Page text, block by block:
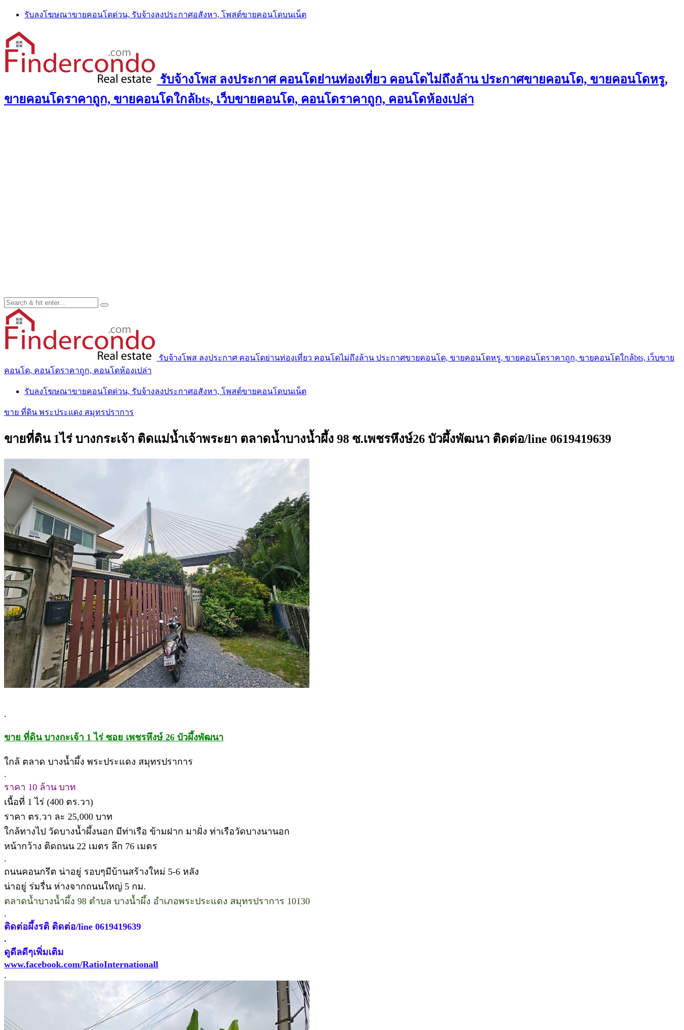
Skip
content
รับลงโฆษณาขายคอนโดด่วน, รับจ้างลงประกาศอสังหา, โพสต์ขายคอนโดบนเน็ต
รับจ้างโพส ลงประกาศ คอนโดย่านท่องเที่ยว คอนโดไม่ถึงล้าน ประกาศขายคอนโด, ขายคอนโดหรู,
ขายคอนโดราคาถูก, ขายคอนโดใกล้bts, เว็บขายคอนโด, คอนโดราคาถูก, คอนโดห้องเปล่า
รับจ้างโพส ลงประกาศ คอนโดย่านท่องเที่ยว คอนโดไม่ถึงล้าน ประกาศขายคอนโด, ขายคอนโดหรู, ขายคอนโดราคาถูก, ขายคอนโดใกล้bts, เว็บขาย
คอนโด, คอนโดราคาถูก, คอนโดห้องเปล่า
รับลงโฆษณาขายคอนโดด่วน, รับจ้างลงประกาศอสังหา, โพสต์ขายคอนโดบนเน็ต
ขาย ที่ดิน พระประแดง สมุทรปราการ
ขายที่ดิน 1ไร่ บางกระเจ้า ติดแม่น้ำเจ้าพระยา ตลาดน้ำบางน้ำผึ้ง 98 ซ.เพชรหึงษ์26 บัวผึ้งพัฒนา ติดต่อ/line 0619419639
.
ขาย ที่ดิน บางกะเจ้า 1 ไร่ ซอย เพชรหึงษ์ 26 บัวผึ้งพัฒนา
ใกล้ ตลาด บางน้ำผึ้ง พระประแดง สมุทรปราการ
.
ราคา 10 ล้าน บาท
เนื้อที่ 1 ไร่ (400 ตร.วา)
ราคา ตร.วา ละ 25,000 บาท
ใกล้ทางไป วัดบางน้ำผึ้งนอก มีท่าเรือ ข้ามฝาก มาฝั่ง ท่าเรือวัดบางนานอก
หน้ากว้าง ติดถนน 22 เมตร ลึก 76 เมตร
.
ถนนคอนกรีต น่าอยู่ รอบๆมีบ้านสร้างใหม่ 5-6 หลัง
น่าอยู่ ร่มรื่น ห่างจากถนนใหญ่ 5 กม.
ตลาดน้ำบางน้ำผึ้ง 98 ตำบล บางน้ำผึ้ง อำเภอพระประแดง สมุทรปราการ 10130
.
ติดต่อผึ้งรติ ติดต่อ/line 0619419639
.
ดูดีลดีๆเพิ่มเติม
www.facebook.com/RatioInternationall
.